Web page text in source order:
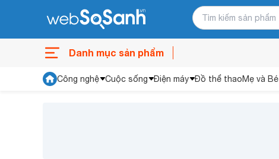
Danh mục sản phẩm
Công nghệ Cuộc sống Điện máy Đồ thể thaoMẹ và Bé